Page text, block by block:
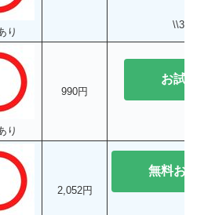
り
\\31
り
990円
お試
2,052円
無料お